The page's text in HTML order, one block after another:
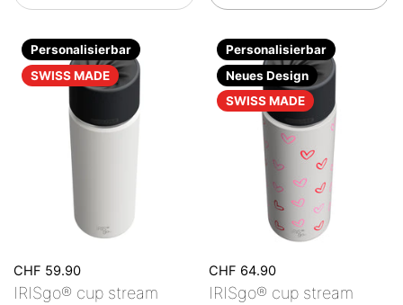
CHF 59.90
IRISgo® cup stream
Personalisierbar
SWISS MADE
CHF 64.90
IRISgo® cup stream
Personalisierbar
Neues Design
SWISS MADE